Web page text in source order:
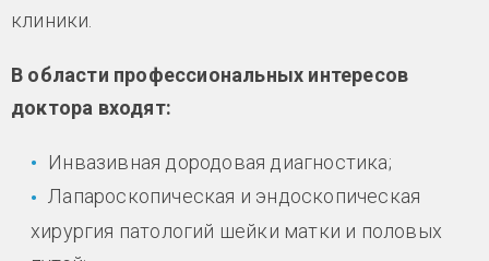
клиники.
В области профессиональных интересов
доктора входят:
Инвазивная дородовая диагностика;
Лапароскопическая и эндоскопическая
хирургия патологий шейки матки и половых